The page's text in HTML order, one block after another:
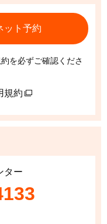
ット予約
を必ずご確認くださ
規約
ター